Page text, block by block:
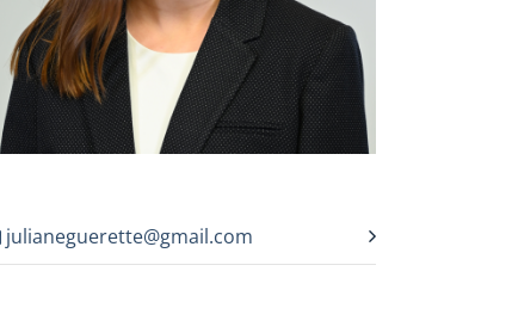
julianeguerette@gmail.com